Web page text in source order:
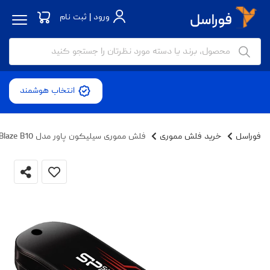
ورود | ثبت نام
انتخاب هوشمند
فوراسل خرید فلش مموری فلش مموری سیلیکون پاور مدل Blaze B10 ظرفیت 64 گیگابایت